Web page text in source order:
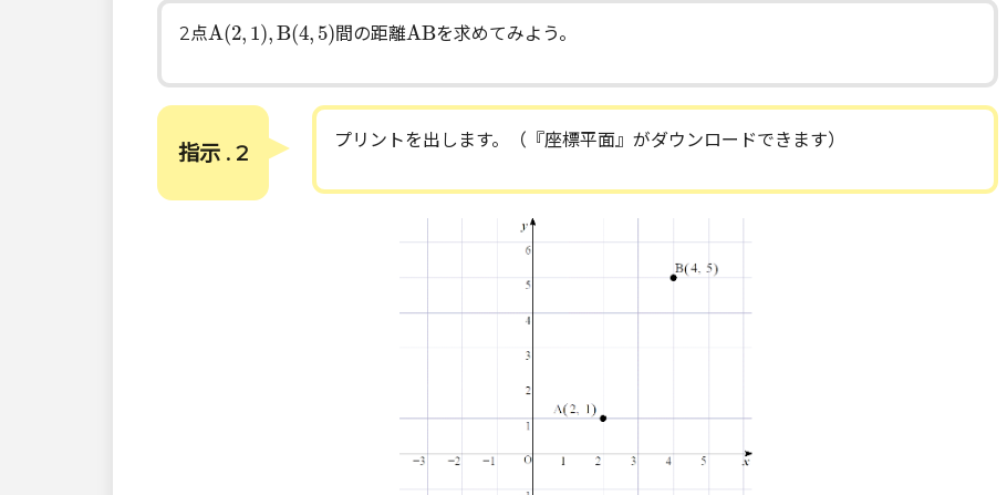
2点A(2, 1),B(4, 5)
A (2 1), B(4 ,5 ) 間の距離AB
ABを求めてみよう。
指示 . 2 プリントを出します。（『座標平面』がダウンロードできます）